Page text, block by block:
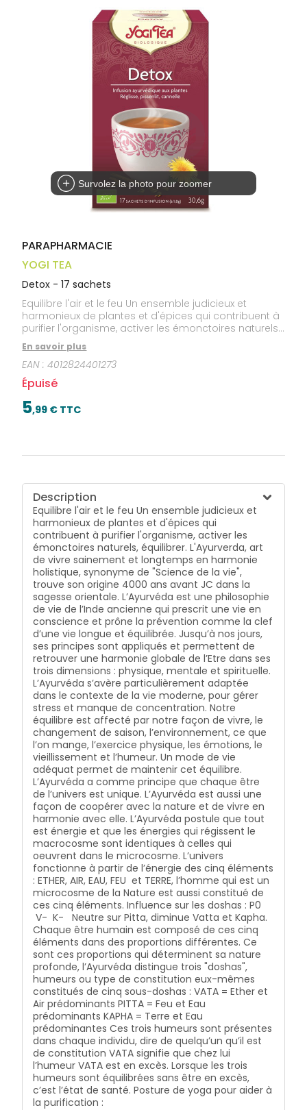
pharmacie
Dispositifs
Cheveux
Homme
APPLICATION
DE SANTÉ
Survolez la photo pour zoomer
PARAPHARMACIE
YOGI TEA
Detox - 17 sachets
Equilibre l'air et le feu Un ensemble judicieux et
harmonieux de plantes et d'épices qui contribuent à
purifier l'organisme, activer les émonctoires naturels,
équilibrer. L'Ayurverda, art de vivre sainement et
longtemps en harmonie holistique, synonyme de
"Science de la vie", trouve son origine 4000 ans avant
JC dans la sagesse orientale. L’Ayurvéda est une
philosophie de vie de l’Inde ancienne qui prescrit une
vie en conscience et prône la prévention comme la
clef d’une vie longue et équilibrée. Jusqu’à nos jours,
manque de concentration. Notre équilibre est affecté
par notre façon de vivre, le changement de saison,
l’environnement, ce que l’on mange, l’exercice
physique, les émotions, le vieillissement et l’humeur.
Un mode de vie adéquat permet de maintenir cet
équilibre. L’Ayurvéda a comme principe que chaque
être de l’univers est unique. L’Ayurvéda est aussi une
façon de coopérer avec la nature et de vivre en
harmonie avec elle. L’Ayurvéda postule que tout est
énergie et que les énergies qui régissent le
macrocosme sont identiques à celles qui oeuvrent
dans le microcosme. L’univers fonctionne à partir de
l’énergie des cinq éléments : ETHER, AIR, EAU, FEU et
TERRE, l’homme qui est un microcosme de la Nature
est aussi constitué de ces cinq éléments. Influence
sur les doshas : P0 V- K- Neutre sur Pitta, diminue
Vatta et Kapha. Chaque être humain est composé
de ces cinq éléments dans des proportions
différentes. Ce sont ces proportions qui déterminent
sa nature profonde, l’Ayurvéda distingue trois
"doshas", humeurs ou type de constitution eux-
mêmes constitués de cinq sous-doshas : VATA =
Ether et Air prédominants PITTA = Feu et Eau
prédominants KAPHA = Terre et Eau prédominantes
Ces trois humeurs sont présentes dans chaque
individu, dire de quelqu’un qu’il est de constitution
VATA signifie que chez lui l’humeur VATA est en excès.
Lorsque les trois humeurs sont équilibrées sans être
en excès, c’est l’état de santé. Posture de yoga pour
aider à la purification :
En savoir plus
EAN :4012824401273
Épuisé
5,99 € TTC
Description
Equilibre l'air et le feu Un ensemble judicieux et
harmonieux de plantes et d'épices qui
contribuent à purifier l'organisme, activer les
émonctoires naturels, équilibrer. L'Ayurverda, art
de vivre sainement et longtemps en harmonie
holistique, synonyme de "Science de la vie",
trouve son origine 4000 ans avant JC dans la
sagesse orientale. L’Ayurvéda est une philosophie
de vie de l’Inde ancienne qui prescrit une vie en
conscience et prône la prévention comme la clef
d’une vie longue et équilibrée. Jusqu’à nos jours,
ses principes sont appliqués et permettent de
retrouver une harmonie globale de l’Etre dans ses
trois dimensions : physique, mentale et spirituelle.
L’Ayurvéda s’avère particulièrement adaptée
dans le contexte de la vie moderne, pour gérer
stress et manque de concentration. Notre
équilibre est affecté par notre façon de vivre, le
changement de saison, l’environnement, ce que
l’on mange, l’exercice physique, les émotions, le
vieillissement et l’humeur. Un mode de vie
adéquat permet de maintenir cet équilibre.
L’Ayurvéda a comme principe que chaque être
de l’univers est unique. L’Ayurvéda est aussi une
façon de coopérer avec la nature et de vivre en
harmonie avec elle. L’Ayurvéda postule que tout
est énergie et que les énergies qui régissent le
macrocosme sont identiques à celles qui
oeuvrent dans le microcosme. L’univers
fonctionne à partir de l’énergie des cinq éléments
: ETHER, AIR, EAU, FEU et TERRE, l’homme qui est un
microcosme de la Nature est aussi constitué de
ces cinq éléments. Influence sur les doshas : P0
V- K- Neutre sur Pitta, diminue Vatta et Kapha.
Chaque être humain est composé de ces cinq
éléments dans des proportions différentes. Ce
sont ces proportions qui déterminent sa nature
profonde, l’Ayurvéda distingue trois "doshas",
humeurs ou type de constitution eux-mêmes
constitués de cinq sous-doshas : VATA = Ether et
Air prédominants PITTA = Feu et Eau
prédominants KAPHA = Terre et Eau
prédominantes Ces trois humeurs sont présentes
dans chaque individu, dire de quelqu’un qu’il est
de constitution VATA signifie que chez lui
l’humeur VATA est en excès. Lorsque les trois
humeurs sont équilibrées sans être en excès,
c’est l’état de santé. Posture de yoga pour aider à
la purification :